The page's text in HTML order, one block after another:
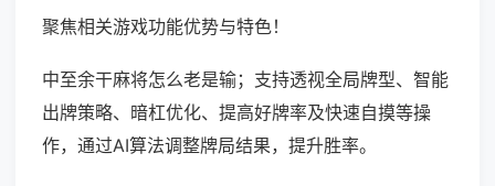
聚焦相关游戏功能优势与特色！
中至余干麻将怎么老是输；支持透视全局牌型、智能
出牌策略、暗杠优化、提高好牌率及快速自摸等操
作，通过AI算法调整牌局结果，提升胜率。